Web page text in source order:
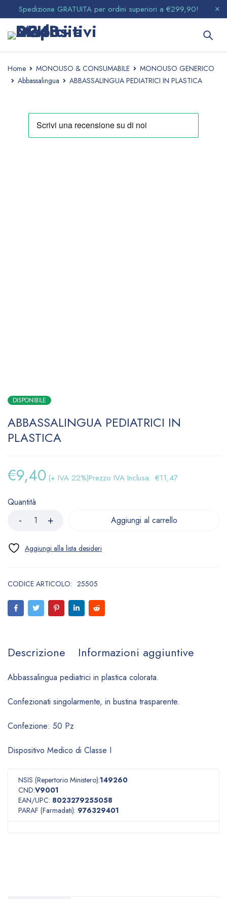
Spedizione GRATUITA per ordini superiori a €299,90!
Home MONOUSO & CONSUMABILE
MONOUSO GENERICO
Abbassalingua
ABBASSALINGUA PEDIATRICI IN PLASTICA
DISPONIBILE
ABBASSALINGUA PEDIATRICI IN
PLASTICA
€9,40 (+ IVA 22%)Prezzo IVA Inclusa: €11,47
Quantità
Aggiungi al carrello
CODICE ARTICOLO: 25505
Descrizione Informazioni aggiuntive
Abbassalingua pediatrici in plastica colorata.
Confezionati singolarmente, in bustina trasparente.
Confezione: 50 Pz
Dispositivo Medico di Classe I
NSIS (Repertorio Ministero):149260
CND:V9001
EAN/UPC: 8023279255058
PARAF (Farmadati): 976329401